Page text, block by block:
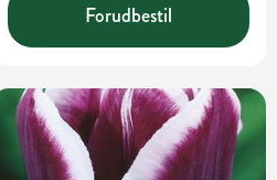
Forudbestil